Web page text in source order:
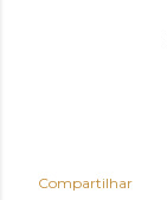
Compartilhar